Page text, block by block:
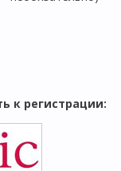
к регистрации: